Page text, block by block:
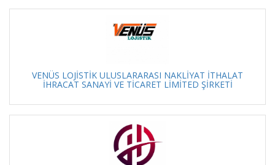
VENÜS LOJİSTİK ULUSLARARASI NAKLİYAT İTHALAT
İHRACAT SANAYİ VE TİCARET LİMİTED ŞİRKETİ